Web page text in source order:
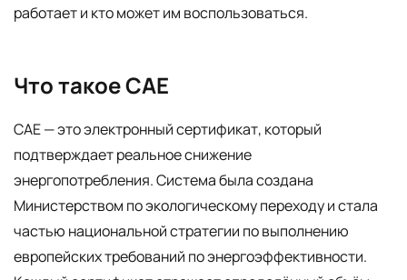
работает и кто может им воспользоваться.
Что такое CAE
CAE — это электронный сертификат, который
подтверждает реальное снижение
энергопотребления. Система была создана
Министерством по экологическому переходу и стала
частью национальной стратегии по выполнению
европейских требований по энергоэффективности.